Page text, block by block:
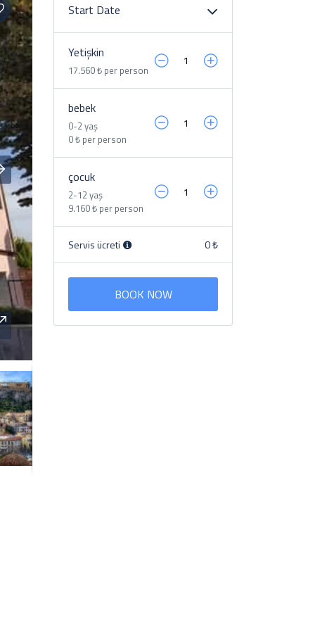
Start Date
Yetişkin
17.560 ₺ per person
bebek
0-2 yaş
0 ₺ per person
çocuk
2-12 yaş
9.160 ₺ per person
Servis ücreti 0 ₺
BOOK NOW